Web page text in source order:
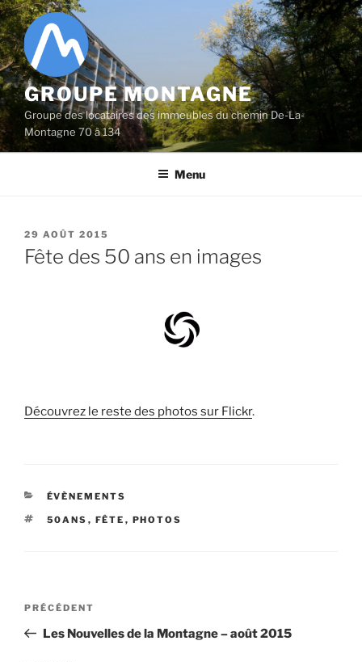
Aller
au
contenu
principal
GROUPE MONTAGNE
Groupe des locataires des immeubles du chemin De-La-
Montagne 70 à 134
Menu
PUBLIÉ
LE
29 AOÛT 2015
Fête des 50 ans en images
Découvrez le reste des photos sur Flickr.
CATÉGORIES
ÉVÈNEMENTS
ÉTIQUETTES
50ANS , FÊTE , PHOTOS
Navigation
l’article
Article
précédent
PRÉCÉDENT
Les Nouvelles de la Montagne – août 2015